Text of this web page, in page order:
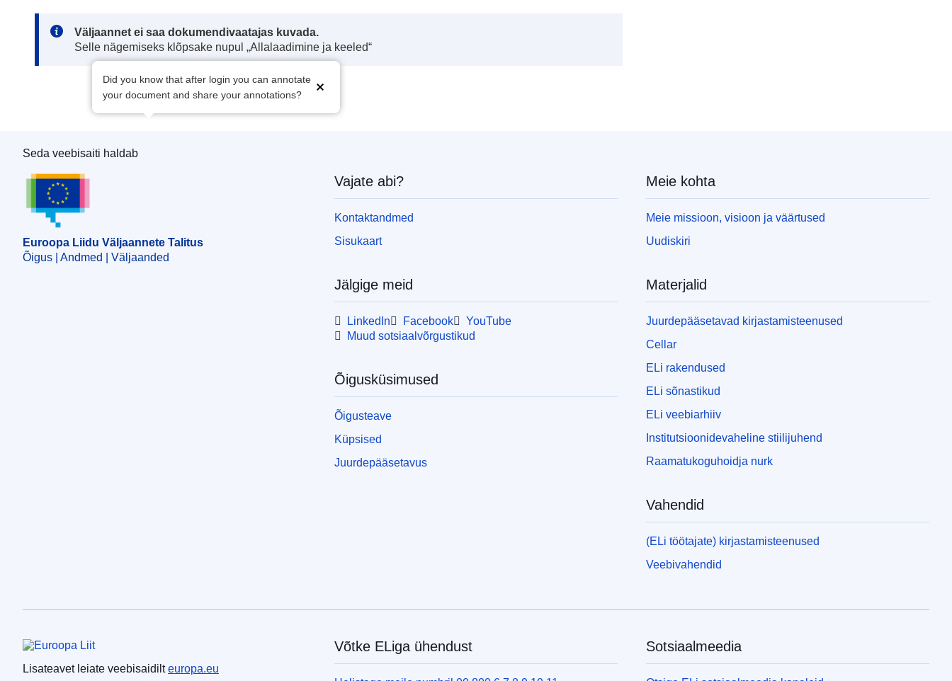
Note:
Väljaannet ei saa dokumendivaatajas kuvada.
Selle nägemiseks klõpsake nupul „Allalaadimine ja keeled“
Did you know that after login you can annotate
your document and share your annotations?
Euroopa Liidu Väljaannete Talitus
Seda veebisaiti haldab
Euroopa Liidu Väljaannete Talitus
Õigus | Andmed | Väljaanded
Vajate abi?
Kontaktandmed
Sisukaart
Jälgige meid
LinkedIn Facebook
YouTube
Muud sotsiaalvõrgustikud
Õigusküsimused
Õigusteave
Küpsised
Juurdepääsetavus
Meie kohta
Meie missioon, visioon ja väärtused
Uudiskiri
Materjalid
Juurdepääsetavad kirjastamisteenused
Cellar
ELi rakendused
ELi sõnastikud
ELi veebiarhiiv
Institutsioonidevaheline stiilijuhend
Raamatukoguhoidja nurk
Vahendid
(ELi töötajate) kirjastamisteenused
Veebivahendid
Euroopa Liit
Lisateavet leiate veebisaidilteuropa.eu
Võtke ELiga ühendust Sotsiaalmeedia